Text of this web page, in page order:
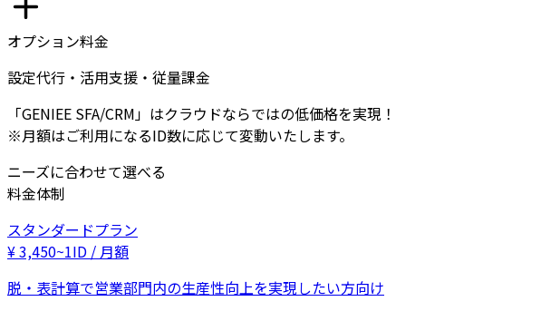
オプション料金
設定代行・活用支援・従量課金
「GENIEE SFA/CRM」はクラウドならではの低価格を実現！
※月額はご利用になるID数に応じて変動いたします。
ニーズに合わせて選べる
料金体制
スタンダードプラン
¥3,450~1ID / 月額
脱・表計算で営業部門内の生産性向上を実現したい方向け